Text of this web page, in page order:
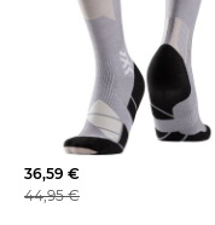
Merinowolle SKI PERFORM
MERINO OTC
36,59 €
44,95 €